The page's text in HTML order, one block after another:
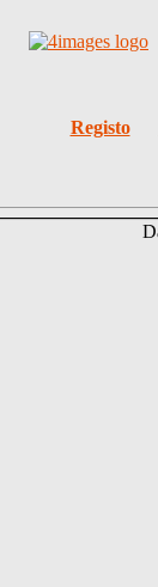
Registo